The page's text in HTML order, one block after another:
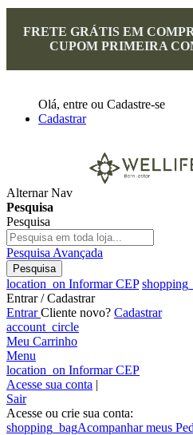
FRETE GRÁTIS EM
CUPOM PRIMEIRA
Olá, entre ou Cadastre-se
Cadastrar
Alternar Nav
Pesquisa
Pesquisa
Pesquisa Avançada
Pesquisa
location_on Informar CEP
Entrar / Cadastrar
EntrarCliente novo? Cadastrar
account_circle
Meu Carrinho
Menu
location_on Informar CEP
Acesse sua conta |
Sair
Acesse ou crie sua conta:
shopping_bagAcompanhar meus